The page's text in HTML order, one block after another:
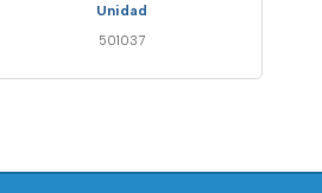
Unidad
501037